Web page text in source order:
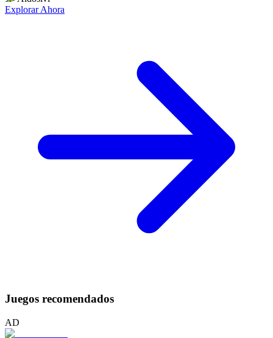
Explorar Ahora
Juegos recomendados
AD